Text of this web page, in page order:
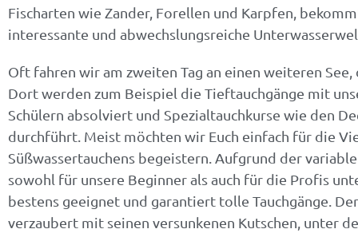
Lermoos der
Bergseetauchgänge im
mehr
Steilwand- und
Abwechlung bei unseren
Mehr in unserem NEWS-letter
Jura und Marienschlucht -
faszinierend und
mehr INFOs
Lermoos der
Bergseetauchgänge im
mehr
Steilwand- und
Abwechlung bei unseren
Mehr in unserem NEWS-letter
Jura und Marienschlucht -
faszinierend und
mehr INFOs
Lermoos der
Bergseetauchgänge im
mehr
Steilwand- und
Abwechlung bei unseren
Mehr in unserem NEWS-letter
Jura und Marienschlucht -
faszinierend und
mehr INFOs
Fischarten wie Zander, Forellen und Karpfen,
interessante und abwechslungsreiche
Oft fahren wir am zweiten Tag an einen weiteren See,
Dort werden zum Beispiel die Tieftauchgänge mit
Schülern absolviert und Spezialtauchkurse wie den
durchführt. Meist möchten wir Euch einfach für die
Süßwassertauchens begeistern. Aufgrund der
sowohl für unsere Beginner als auch für die Profis
bestens geeignet und garantiert tolle Tauchgänge.
verzaubert mit seinen versunkenen Kutschen, unter